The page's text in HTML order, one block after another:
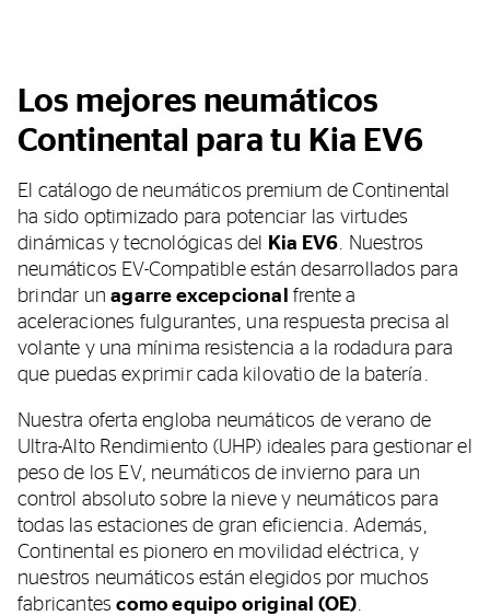
Los mejores neumáticos
Continental para tu Kia EV6
El catálogo de neumáticos premium de Continental
ha sido optimizado para potenciar las virtudes
dinámicas y tecnológicas del
Kia EV6. Nuestros
neumáticos EV-Compatible están desarrollados para
brindar unagarre excepcional
frente a
aceleraciones fulgurantes, una respuesta precisa al
volante y una mínima resistencia a la rodadura para
que puedas exprimir cada kilovatio de la batería.
Nuestra oferta engloba neumáticos de verano de
Ultra-Alto Rendimiento (UHP) ideales para gestionar el
peso de los EV, neumáticos de invierno para un
control absoluto sobre la nieve y neumáticos para
todas las estaciones de gran eficiencia. Además,
Continental es pionero en movilidad eléctrica, y
nuestros neumáticos están elegidos por muchos
fabricantescomo equipo original (OE).